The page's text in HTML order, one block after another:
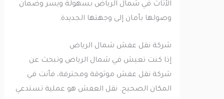
الأثاث في شمال الرياض بسهولة ويسر وضمان
وصولها بأمان إلى وجهتها الجديدة.
شركة نقل عفش شمال الرياض
إذا كنت تعيش في شمال الرياض وتبحث عن
شركة نقل عفش موثوقة ومحترفة، فأنت في
المكان الصحيح. نقل العفش هو عملية تستدعي